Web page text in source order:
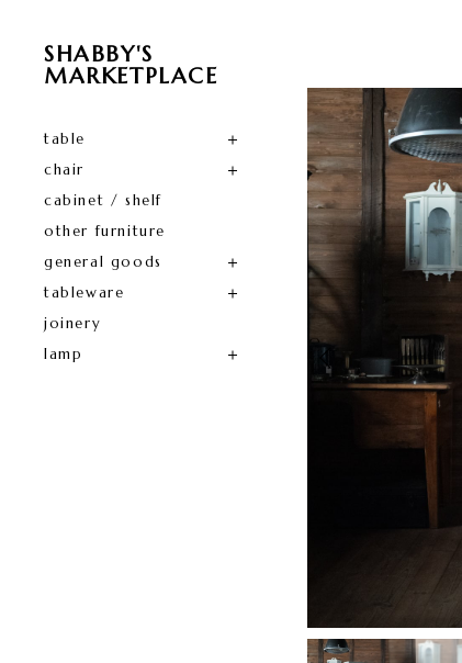
SHABBY'S
MARKETPLACE
table
chair
cabinet / shelf
other furniture
general goods
tableware
joinery
lamp